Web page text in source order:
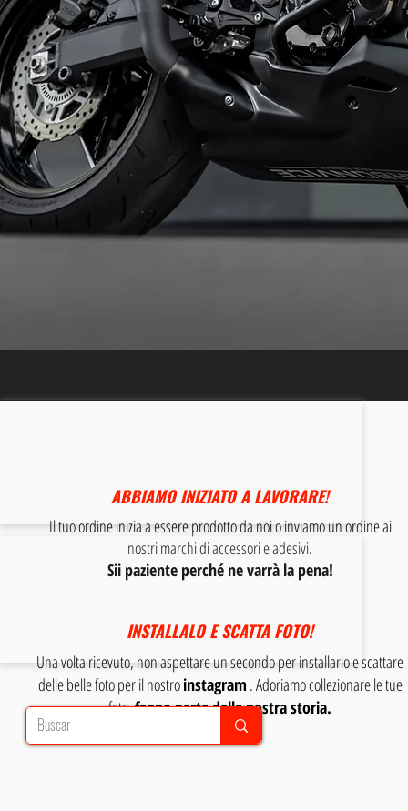
ABBIAMO INIZIATO A LAVORARE!
Il tuo ordine inizia a essere prodotto da noi o inviamo un ordine ai
nostri marchi di accessori e adesivi.
Sii paziente perché ne varrà la pena!
INSTALLALO E SCATTA FOTO!
Una volta ricevuto, non aspettare un secondo per installarlo e scattare
delle belle foto per il nostroinstagram . Adoriamo collezionare le tue
foto,fanno parte della nostra storia.